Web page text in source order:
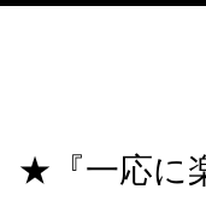
★『一応に